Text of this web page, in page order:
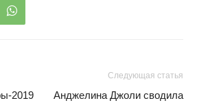
2019
Следующая статья
Анджелина Джоли сводила